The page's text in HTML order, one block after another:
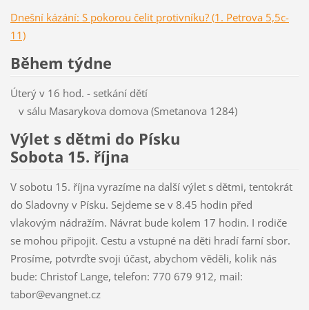
Dnešní kázání: S pokorou čelit protivníku? (1. Petrova 5,5c-
11)
Během týdne
Úterý v 16 hod. - setkání dětí
v sálu Masarykova domova (Smetanova 1284)
Výlet s dětmi do Písku
Sobota 15. října
V sobotu 15. října vyrazíme na další výlet s dětmi, tentokrát
do Sladovny v Písku. Sejdeme se v 8.45 hodin před
vlakovým nádražím. Návrat bude kolem 17 hodin. I rodiče
se mohou připojit. Cestu a vstupné na děti hradí farní sbor.
Prosíme, potvrďte svoji účast, abychom věděli, kolik nás
bude: Christof Lange, telefon: 770 679 912, mail:
tabor@evangnet.cz